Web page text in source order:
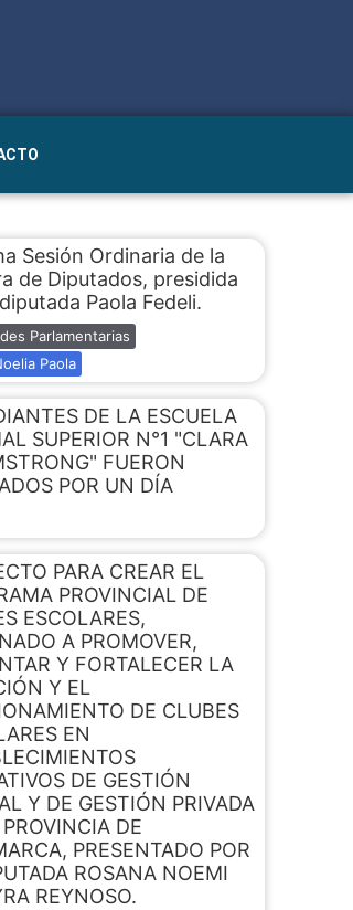
Sesión Ordinaria de la
de Diputados, presidida
Paola Fedeli.
Parlamentarias
Paola
DE LA ESCUELA
SUPERIOR N°1 "CLARA
FUERON
POR UN DÍA
PARA CREAR EL
PROVINCIAL DE
ESCOLARES,
A PROMOVER,
Y FORTALECER LA
Y EL
DE CLUBES
EN
DE GESTIÓN
Y DE GESTIÓN PRIVADA
DE
PRESENTADO POR
ROSANA NOEMI
REYNOSO.